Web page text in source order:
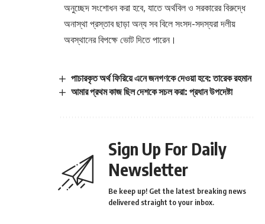
অনুচ্ছেদ সংশোধন করা হবে, যাতে অর্থবিল ও সরকারের বিরুদ্ধে
অনাস্থা প্রস্তাব ছাড়া অন্য সব বিলে সংসদ-সদস্যরা দলীয়
অবস্থানের বিপক্ষে ভোট দিতে পারেন।
পাচারকৃত অর্থ ফিরিয়ে এনে জনগণকে দেওয়া হবে: তারেক রহমান
আমার প্রথম কাজ ছিল দেশকে সচল করা: প্রধান উপদেষ্টা
Sign Up For Daily
Newsletter
Be keep up! Get the latest breaking news
delivered straight to your inbox.